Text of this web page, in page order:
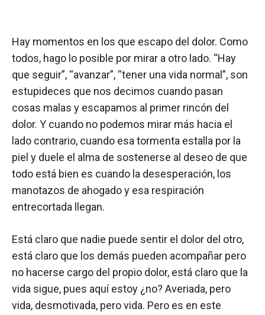
Hay momentos en los que escapo del dolor. Como
todos, hago lo posible por mirar a otro lado. “Hay
que seguir”, “avanzar”, “tener una vida normal”, son
estupideces que nos decimos cuando pasan
cosas malas y escapamos al primer rincón del
dolor. Y cuando no podemos mirar más hacia el
lado contrario, cuando esa tormenta estalla por la
piel y duele el alma de sostenerse al deseo de que
todo está bien es cuando la desesperación, los
manotazos de ahogado y esa respiración
entrecortada llegan.
Está claro que nadie puede sentir el dolor del otro,
está claro que los demás pueden acompañar pero
no hacerse cargo del propio dolor, está claro que la
vida sigue, pues aquí estoy ¿no? Averiada, pero
vida, desmotivada, pero vida. Pero es en este